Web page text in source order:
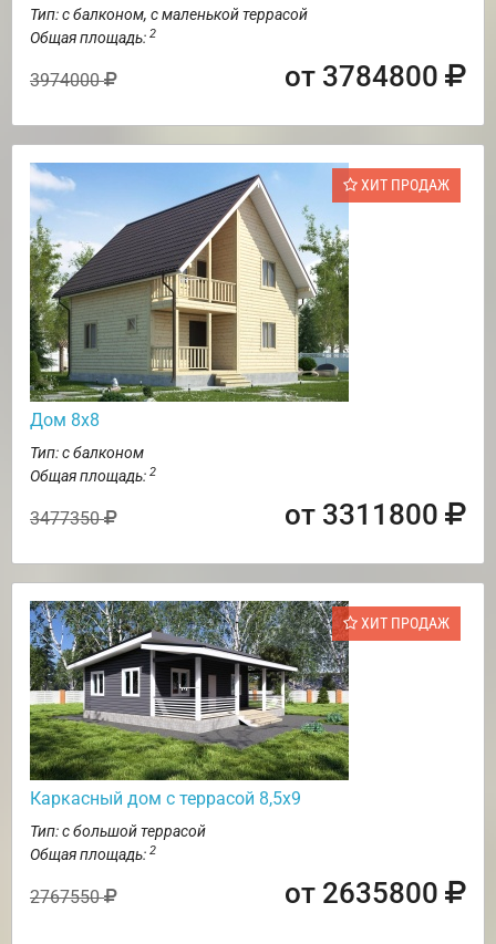
Тип: с балконом, с маленькой террасой
Общая площадь: 2
3974000 от 3784800
ХИТ ПРОДАЖ
Дом 8х8
Тип: с балконом
Общая площадь: 2
3477350 от 3311800
ХИТ ПРОДАЖ
Каркасный дом с террасой 8,5х9
Тип: с большой террасой
Общая площадь: 2
2767550 от 2635800